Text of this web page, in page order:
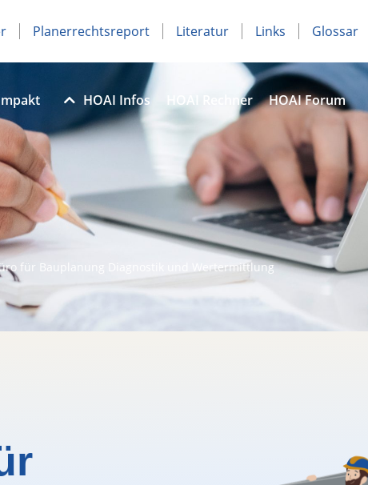
Planerrechtsreport Literatur Links Glossar
HOAI Infos HOAI Rechner HOAI Forum
für Bauplanung Diagnostik und Wertermittlung